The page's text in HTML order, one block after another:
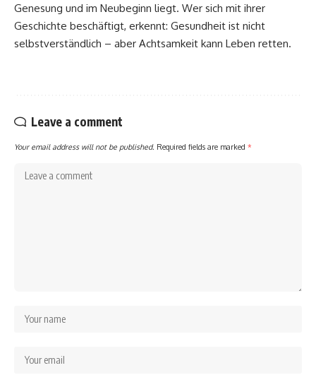
Genesung und im Neubeginn liegt. Wer sich mit ihrer
Geschichte beschäftigt, erkennt: Gesundheit ist nicht
selbstverständlich – aber Achtsamkeit kann Leben retten.
Leave a comment
Your email address will not be published. Required fields are marked *